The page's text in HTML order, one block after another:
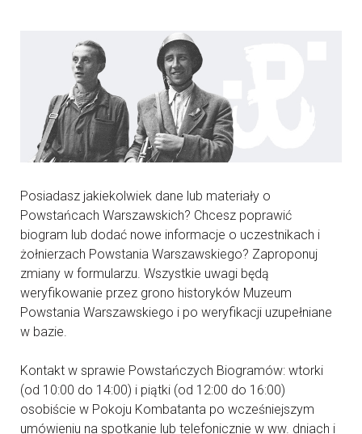
Posiadasz jakiekolwiek dane lub materiały o
Powstańcach Warszawskich? Chcesz poprawić
biogram lub dodać nowe informacje o uczestnikach i
żołnierzach Powstania Warszawskiego? Zaproponuj
zmiany w formularzu. Wszystkie uwagi będą
weryfikowanie przez grono historyków Muzeum
Powstania Warszawskiego i po weryfikacji uzupełniane
w bazie.
Kontakt w sprawie Powstańczych Biogramów: wtorki
(od 10:00 do 14:00) i piątki (od 12:00 do 16:00)
osobiście w Pokoju Kombatanta po wcześniejszym
umówieniu na spotkanie lub telefonicznie w ww. dniach i